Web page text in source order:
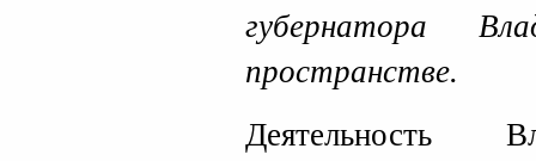
губернатора
пространстве.
Деятельность